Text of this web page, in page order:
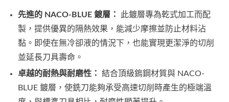
先進的 NACO-BLUE 鍍層：
此鍍層專為乾式加工而配
製，提供優異的隔熱效果，能減少摩擦並防止材料沾
黏。即使在無冷卻液的情況下，也能實現更潔淨的切削
並延長刀具壽命。
卓越的耐熱與耐磨性：
結合頂級鎢鋼材質與 NACO-
BLUE 鍍層，使銑刀能夠承受高速切削時產生的極端溫